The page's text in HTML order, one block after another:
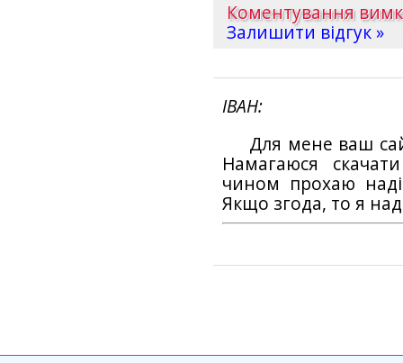
Коментування
Залишити відгук »
ІВАН
Для мене ваш
Намагаюся
чином прохаю
Якщо згода, то я